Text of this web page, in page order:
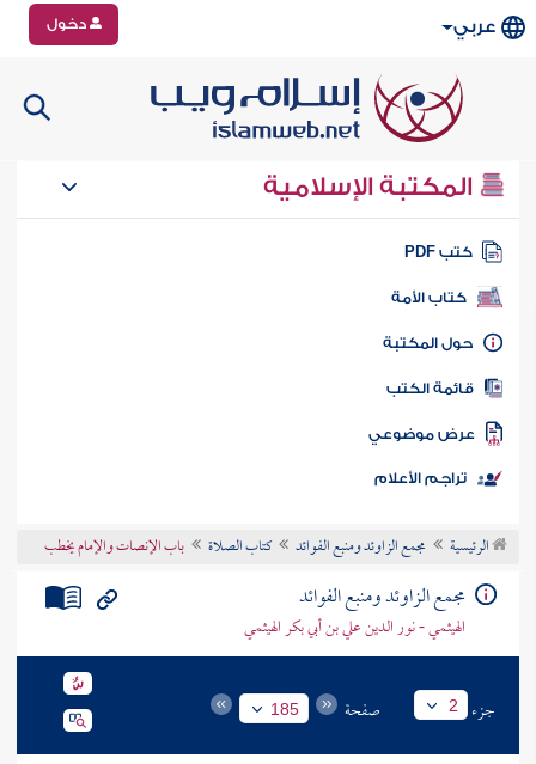
عربي دخول
المكتبة الإسلامية
كتب PDF
كتاب الأمة
المكتبة
الكتب
موضوعي
تراجم الأعلام
الرئيسية مجمع الزاوئد ومنبع الفوائد كتاب الصلاة باب الإنصات والإمام يخطب
مجمع الزاوئد ومنبع الفوائد
الهيثمي - نور الدين علي بن أبي بكر الهيثمي
جزء 2 صفحة 185